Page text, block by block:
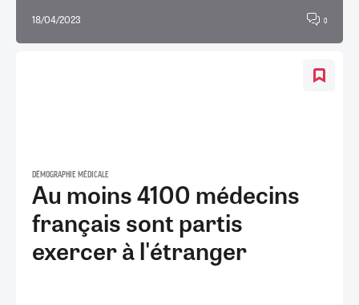
18/04/2023 0
DÉMOGRAPHIE MÉDICALE
Au moins 4100 médecins
français sont partis
exercer à l'étranger